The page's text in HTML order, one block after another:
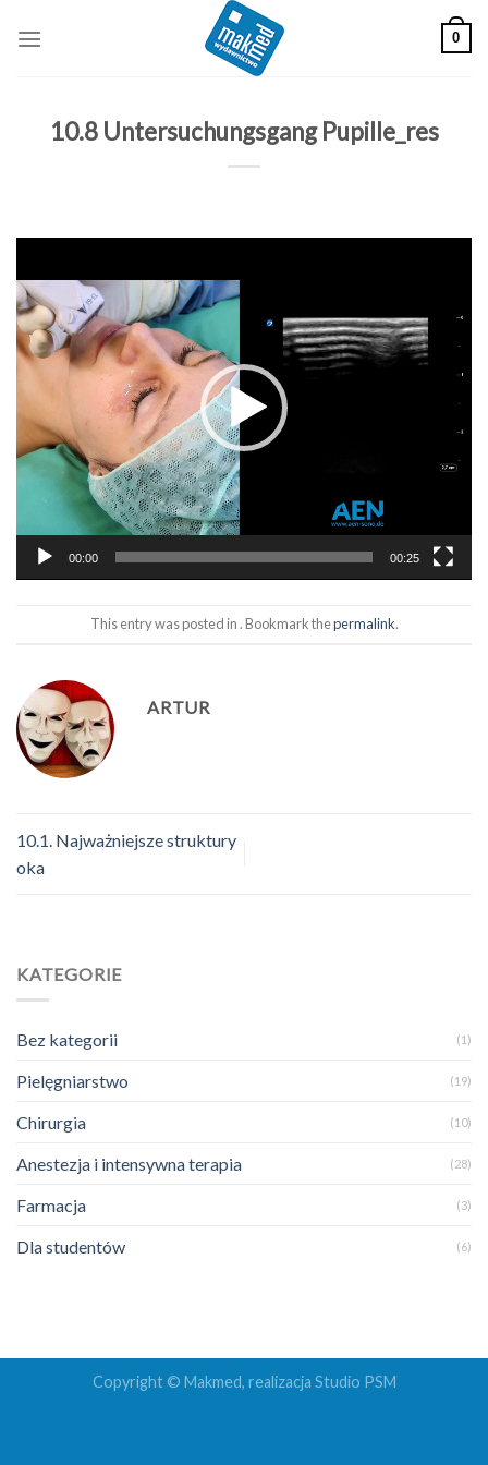
0
10.8 Untersuchungsgang Pupille_res
video
00:00 00:25
This entry was posted in . Bookmark thepermalink.
ARTUR
10.1. Najważniejsze struktury
oka
KATEGORIE
Bez kategorii (1)
Pielęgniarstwo (19)
Chirurgia (10)
Anestezja i intensywna terapia (28)
Farmacja (3)
Dla studentów (6)
Copyright © Makmed, realizacja Studio PSM